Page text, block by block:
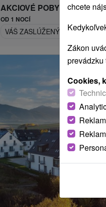
AKCIOVÉ POBYTY
OD 1 NOCÍ
VÁŠ ZASLÚŽENÝ RELAX NA
chcete
Zákon
prevádzku
Cookies,